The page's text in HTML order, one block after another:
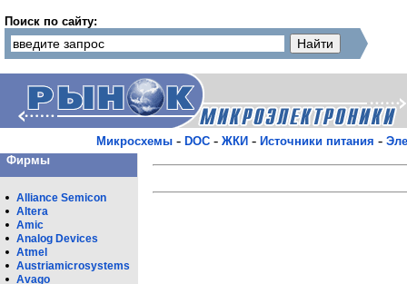
Поиск по сайту:
Микросхемы - DOC - ЖКИ - Источники питания -
Фирмы
Alliance Semicon
Altera
Amic
Analog Devices
Atmel
Austriamicrosystems
Avago